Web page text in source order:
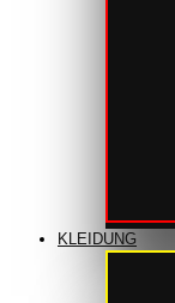
KLEIDUNG